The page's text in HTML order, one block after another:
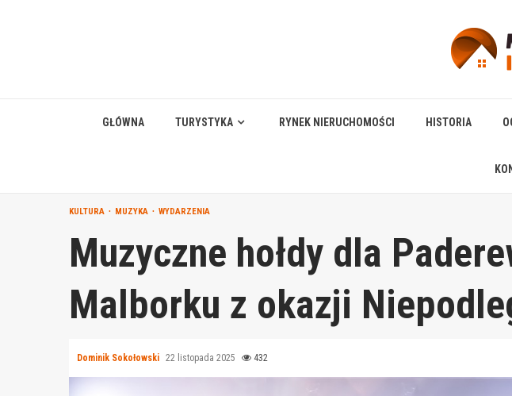
GŁÓWNA TURYSTYKA RYNEK NIERUCHOMOŚCI HISTORIA
KULTURA MUZYKA WYDARZENIA
Muzyczne hołdy dla
Malborku z okazji
Dominik Sokołowski 22 listopada 2025 432